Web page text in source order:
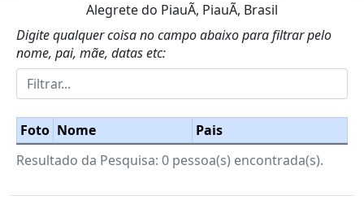
Alegrete do PiauÃ­, PiauÃ­, Brasil
Digite qualquer coisa no campo abaixo para filtrar pelo
nome, pai, mãe, datas etc:
Foto Nome
Pais
Resultado da Pesquisa: 0 pessoa(s) encontrada(s).